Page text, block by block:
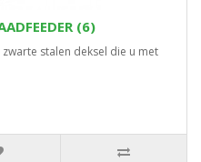
(6)
stalen deksel die u met